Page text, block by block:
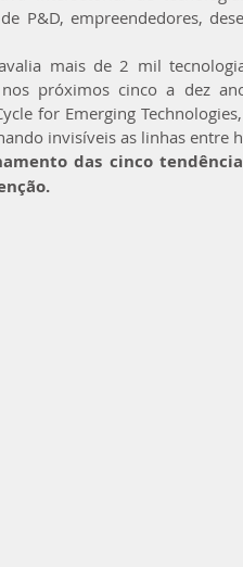
P&D, empreendedores,
mais de 2 mil
próximos cinco a dez
for Emerging
invisíveis as linhas entre
das cinco